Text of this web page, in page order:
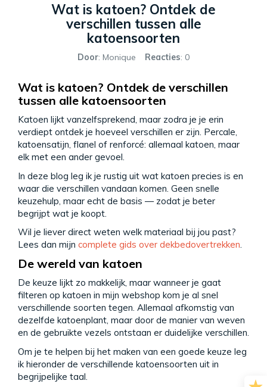
Wat is katoen? Ontdek de
verschillen tussen alle
katoensoorten
Door: Monique Reacties: 0
Wat is katoen? Ontdek de verschillen
tussen alle katoensoorten
Katoen lijkt vanzelfsprekend, maar zodra je je erin
verdiept ontdek je hoeveel verschillen er zijn. Percale,
katoensatijn, flanel of renforcé: allemaal katoen, maar
elk met een ander gevoel.
In deze blog leg ik je rustig uit wat katoen precies is en
waar die verschillen vandaan komen. Geen snelle
keuzehulp, maar echt de basis — zodat je beter
begrijpt wat je koopt.
Wil je liever direct weten welk materiaal bij jou past?
Lees dan mijn complete gids over dekbedovertrekken.
De wereld van katoen
De keuze lijkt zo makkelijk, maar wanneer je gaat
filteren op katoen in mijn webshop kom je al snel
verschillende soorten tegen. Allemaal afkomstig van
dezelfde katoenplant, maar door de manier van weven
en de gebruikte vezels ontstaan er duidelijke verschillen.
Om je te helpen bij het maken van een goede keuze leg
ik hieronder de verschillende katoensoorten uit in
begrijpelijke taal.